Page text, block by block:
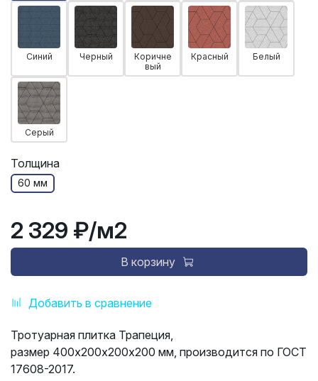
Добавить в сравнение
Синий Черный
Коричне
вый
Красный Белый
Серый
Толщина
60 мм
2 329 ₽/м2
В корзину
Тротуарная плитка Трапеция,
размер 400х200х200х200 мм, производится по ГОСТ
17608-2017.